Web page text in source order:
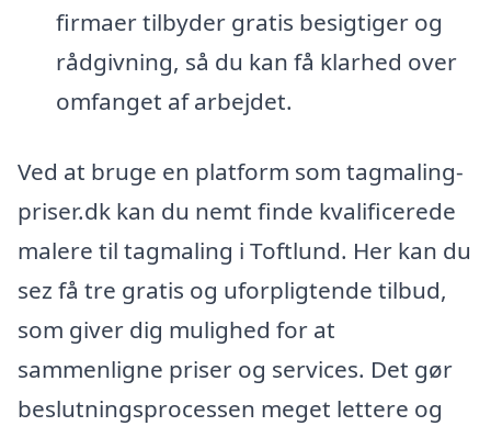
firmaer tilbyder gratis besigtiger og
rådgivning, så du kan få klarhed over
omfanget af arbejdet.
Ved at bruge en platform som tagmaling-
priser.dk kan du nemt finde kvalificerede
malere til tagmaling i Toftlund. Her kan du
sez få tre gratis og uforpligtende tilbud,
som giver dig mulighed for at
sammenligne priser og services. Det gør
beslutningsprocessen meget lettere og